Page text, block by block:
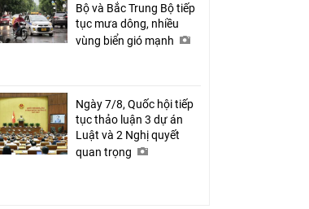
Bộ và Bắc Trung Bộ tiếp
tục mưa dông, nhiều
vùng biển gió mạnh
Ngày 7/8, Quốc hội tiếp
tục thảo luận 3 dự án
Luật và 2 Nghị quyết
quan trọng